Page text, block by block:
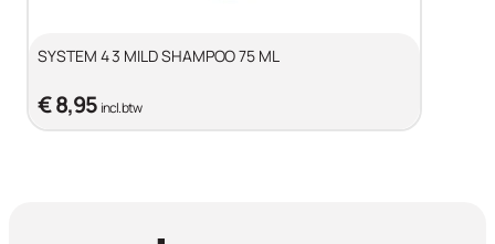
SYSTEM 4 3 MILD SHAMPOO 75 ML
€ 8,95 incl. btw